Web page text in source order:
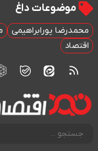
موضوعات داغ
محمدرضا پورابراهیمی
اقتصاد